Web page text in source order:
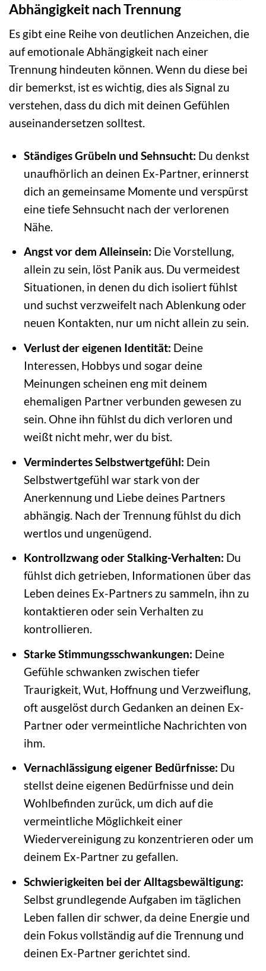
Abhängigkeit nach Trennung
Es gibt eine Reihe von deutlichen Anzeichen, die
auf emotionale Abhängigkeit nach einer
Trennung hindeuten können. Wenn du diese bei
dir bemerkst, ist es wichtig, dies als Signal zu
verstehen, dass du dich mit deinen Gefühlen
auseinandersetzen solltest.
Ständiges Grübeln und Sehnsucht: Du denkst
unaufhörlich an deinen Ex-Partner, erinnerst
dich an gemeinsame Momente und verspürst
eine tiefe Sehnsucht nach der verlorenen
Nähe.
Angst vor dem Alleinsein: Die Vorstellung,
allein zu sein, löst Panik aus. Du vermeidest
Situationen, in denen du dich isoliert fühlst
und suchst verzweifelt nach Ablenkung oder
neuen Kontakten, nur um nicht allein zu sein.
Verlust der eigenen Identität: Deine
Interessen, Hobbys und sogar deine
Meinungen scheinen eng mit deinem
ehemaligen Partner verbunden gewesen zu
sein. Ohne ihn fühlst du dich verloren und
weißt nicht mehr, wer du bist.
Vermindertes Selbstwertgefühl: Dein
Selbstwertgefühl war stark von der
Anerkennung und Liebe deines Partners
abhängig. Nach der Trennung fühlst du dich
wertlos und ungenügend.
Kontrollzwang oder Stalking-Verhalten: Du
fühlst dich getrieben, Informationen über das
Leben deines Ex-Partners zu sammeln, ihn zu
kontaktieren oder sein Verhalten zu
kontrollieren.
Starke Stimmungsschwankungen: Deine
Gefühle schwanken zwischen tiefer
Traurigkeit, Wut, Hoffnung und Verzweiflung,
oft ausgelöst durch Gedanken an deinen Ex-
Partner oder vermeintliche Nachrichten von
ihm.
Vernachlässigung eigener Bedürfnisse: Du
stellst deine eigenen Bedürfnisse und dein
Wohlbefinden zurück, um dich auf die
vermeintliche Möglichkeit einer
Wiedervereinigung zu konzentrieren oder um
deinem Ex-Partner zu gefallen.
Schwierigkeiten bei der Alltagsbewältigung:
Selbst grundlegende Aufgaben im täglichen
Leben fallen dir schwer, da deine Energie und
dein Fokus vollständig auf die Trennung und
deinen Ex-Partner gerichtet sind.